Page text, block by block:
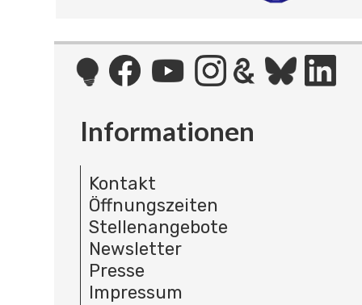
Informationen
Kontakt
Öffnungszeiten
Stellenangebote
Newsletter
Presse
Impressum